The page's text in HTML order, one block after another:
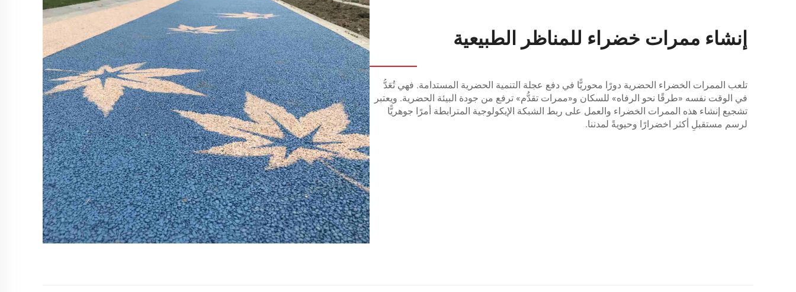
إنشاء ممرات خضراء للمناظر الطبيعية
تلعب الممرات الخضراء الحضرية دورًا محوريًّا في دفع عجلة التنمية الحضرية المستدامة. فهي تُعَدُّ
في الوقت نفسه «طرقًا نحو الرفاه» للسكان و«ممرات تقدُّم» ترفع من جودة البيئة الحضرية. ويعتبر
تشجيع إنشاء هذه الممرات الخضراء والعمل على ربط الشبكة الإيكولوجية المترابطة أمرًا جوهريًّا
لرسم مستقبلٍ أكثر اخضرارًا وحيويةً لمدننا.